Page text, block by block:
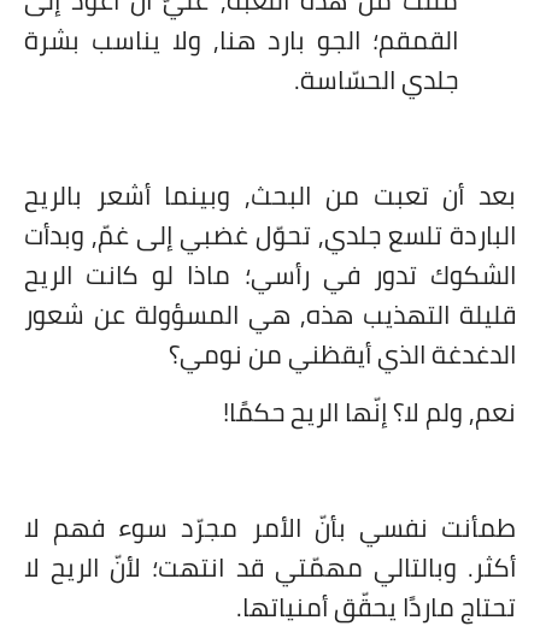
القمقم؛ الجو بارد هنا, ولا يناسب بشرة
جلدي الحسّاسة.
بعد أن تعبت من البحث, وبينما أشعر بالريح
الباردة تلسع جلدي, تحوّل غضبي إلى غمّ, وبدأت
الشكوك تدور في رأسي؛ ماذا لو كانت الريح
قليلة التهذيب هذه, هي المسؤولة عن شعور
الدغدغة الذي أيقظني من نومي؟
نعم, ولم لا؟ إنّها الريح حكمًا!
طمأنت نفسي بأنّ الأمر مجرّد سوء فهم لا
أكثر. وبالتالي مهمّتي قد انتهت؛ لأنّ الريح لا
تحتاج ماردًا يحقّق أمنياتها.